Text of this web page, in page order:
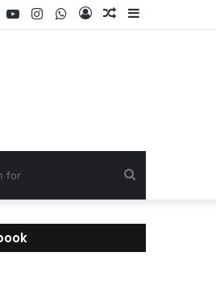
Sidebar
Random
Log
WhatsApp
Instagram
YouTube
for